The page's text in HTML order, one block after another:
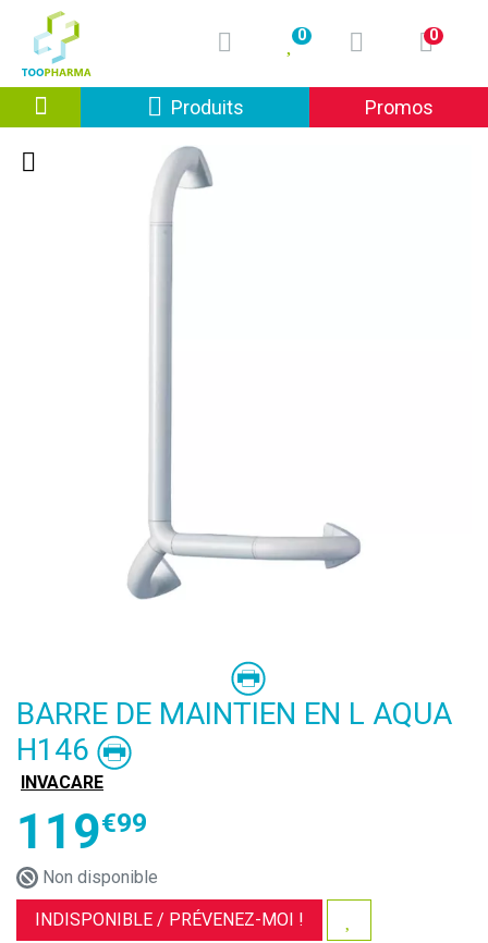
0 0
ProduitsAfficher la navigation
Promos
BARRE DE MAINTIEN EN L AQUA
H146
INVACARE
119€99
Non disponible
INDISPONIBLE / PRÉVENEZ-MOI !